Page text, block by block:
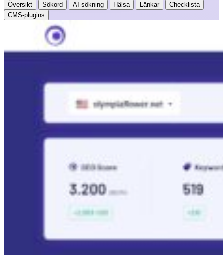
Översikt Sökord AI-sökning Hälsa Länkar
Checklista
CMS-plugins